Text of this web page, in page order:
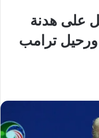
على هدنة
ورحيل ترامب